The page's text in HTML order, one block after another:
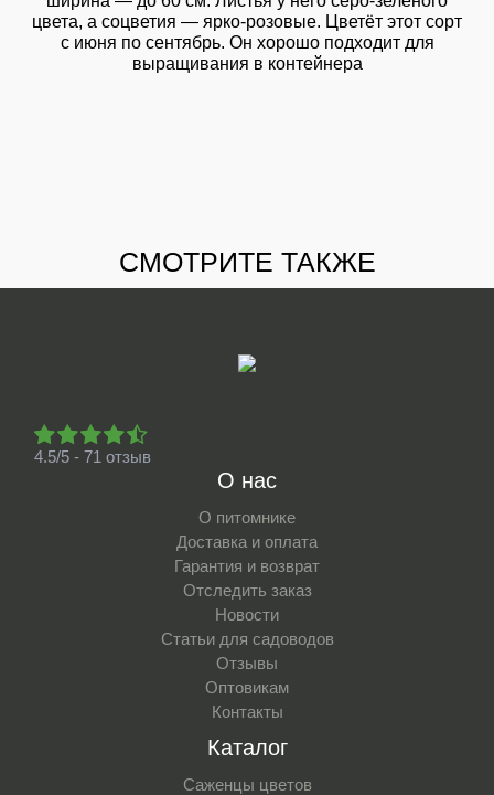
цвета, а соцветия — ярко-розовые. Цветёт этот сорт
с июня по сентябрь. Он хорошо подходит для
выращивания в контейнера
СМОТРИТЕ ТАКЖЕ
4.5/5 - 71 отзыв
О нас
О питомнике
Доставка и оплата
Гарантия и возврат
Отследить заказ
Новости
Статьи для садоводов
Отзывы
Оптовикам
Контакты
Каталог
Саженцы цветов